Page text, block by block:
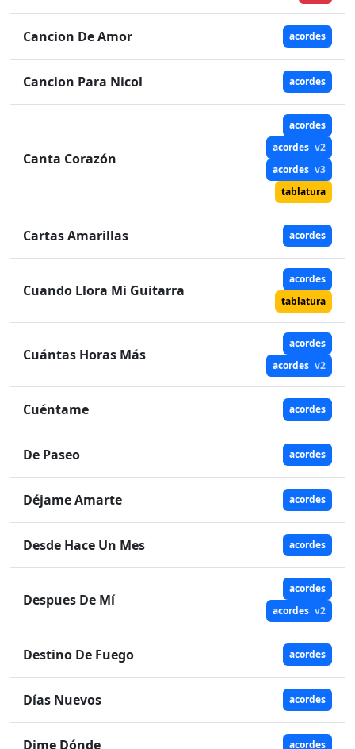
Cancion De Amor acordes
Cancion Para Nicol acordes
Canta Corazón
acordes
acordes v2
acordes v3
tablatura
Cartas Amarillas acordes
Cuando Llora Mi Guitarra
acordes
tablatura
Cuántas Horas Más
acordes
acordes v2
Cuéntame acordes
De Paseo acordes
Déjame Amarte acordes
Desde Hace Un Mes acordes
Despues De Mí
acordes
acordes v2
Destino De Fuego acordes
Días Nuevos acordes
Dime Dónde acordes